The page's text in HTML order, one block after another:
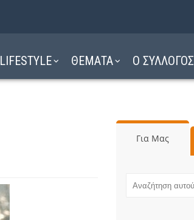
LIFESTYLE ΘΕΜΑΤΑ Ο ΣΥΛΛΟΓΟΣ
Για Μας